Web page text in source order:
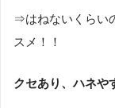
⇒はねないくらい
スメ！！
クセあり、ハネや